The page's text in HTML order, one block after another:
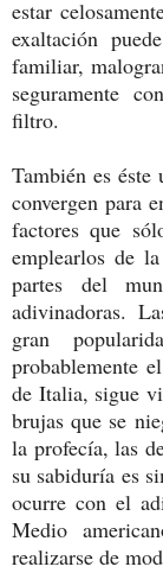
estar
exaltación
familiar,
seguramente
filtro.
También es éste
convergen para
factores que
emplearlos de
partes del
adivinadoras.
gran
probablemente
de Italia, sigue
brujas que se
la profecía, las
su sabiduría es
ocurre con el
Medio
realizarse de